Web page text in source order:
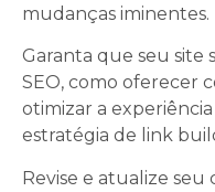
mudanças iminentes.
Garanta que seu site
SEO, como oferecer
otimizar a
estratégia de link
Revise e atualize